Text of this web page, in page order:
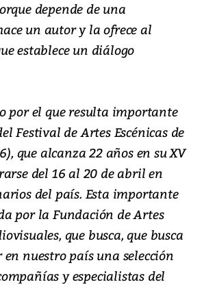
depende de una
un autor y la ofrece al
establece un diálogo
por el que resulta importante
Festival de Artes Escénicas de
que alcanza 22 años en su XV
del 16 al 20 de abril en
del país. Esta importante
por la Fundación de Artes
que busca, que busca
nuestro país una selección
y especialistas del